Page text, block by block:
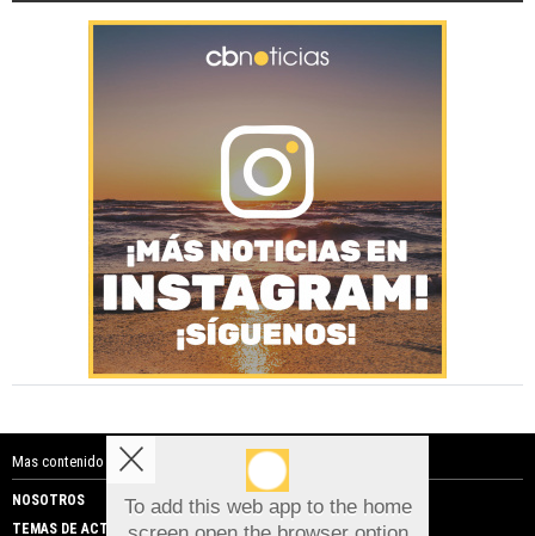
Mas contenido de Costa Blanca Noticias:
NOSOTROS
PUBLICIDAD
TEMAS DE ACTUALIDAD
To add this web app to the home